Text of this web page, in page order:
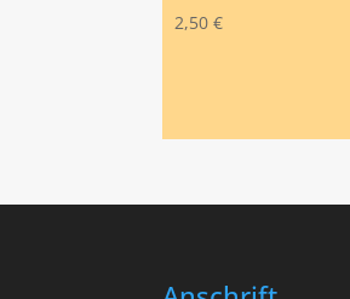
2,50€